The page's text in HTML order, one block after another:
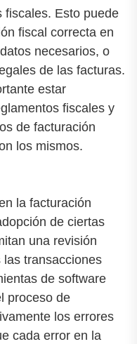
fiscales. Esto puede
fiscal correcta en
necesarios, o
de las facturas.
estar
fiscales y
de facturación
los mismos.
la facturación
de ciertas
una revisión
transacciones
de software
proceso de
los errores
cada error en la